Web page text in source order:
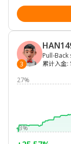
3
Pull-
累计入金:
27%
-3%